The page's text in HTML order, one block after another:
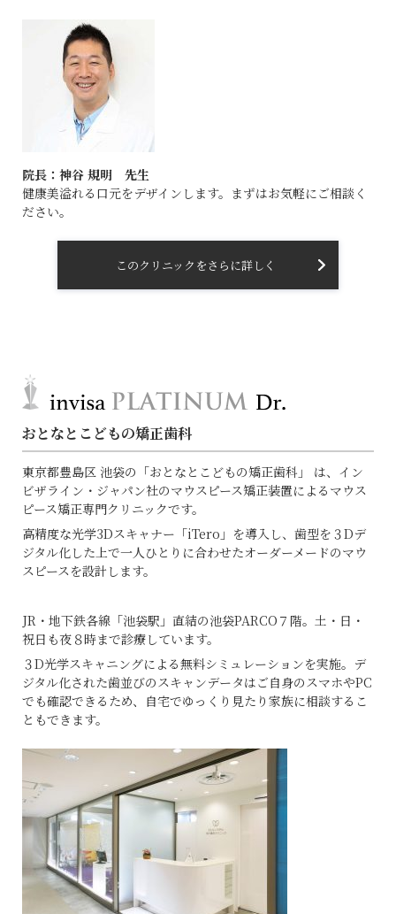
院長：神谷 規明 先生
健康美溢れる口元をデザインします。まずはお気軽にご相談く
ださい。
このクリニックをさらに詳しく
おとなとこどもの矯正歯科
東京都豊島区 池袋の「おとなとこどもの矯正歯科」 は、イン
ビザライン・ジャパン社のマウスピース矯正装置によるマウス
ピース矯正専門クリニックです。
高精度な光学3Dスキャナー「iTero」を導入し、歯型を３Dデ
ジタル化した上で一人ひとりに合わせたオーダーメードのマウ
スピースを設計します。
JR・地下鉄各線「池袋駅」直結の池袋PARCO７階。土・日・
祝日も夜８時まで診療しています。
３D光学スキャニングによる無料シミュレーションを実施。デ
ジタル化された歯並びのスキャンデータはご自身のスマホやPC
でも確認できるため、自宅でゆっくり見たり家族に相談するこ
ともできます。